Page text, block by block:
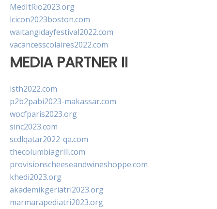
MedItRio2023.org
lcicon2023boston.com
waitangidayfestival2022.com
vacancesscolaires2022.com
MEDIA PARTNER II
isth2022.com
p2b2pabi2023-makassar.com
wocfparis2023.org
sinc2023.com
scdlqatar2022-qa.com
thecolumbiagrill.com
provisionscheeseandwineshoppe.com
khedi2023.org
akademikgeriatri2023.org
marmarapediatri2023.org